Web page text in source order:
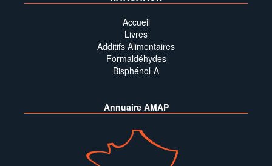
Accueil
Livres
Additifs Alimentaires
Formaldéhydes
Bisphénol-A
Annuaire AMAP